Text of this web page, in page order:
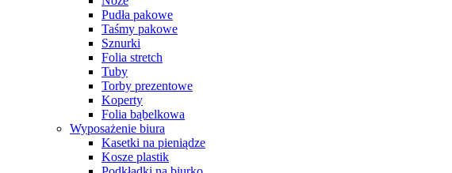
Pudła pakowe
Taśmy pakowe
Sznurki
Folia stretch
Tuby
Torby prezentowe
Koperty
Folia bąbelkowa
Wyposażenie biura
Kasetki na pieniądze
Kosze plastik